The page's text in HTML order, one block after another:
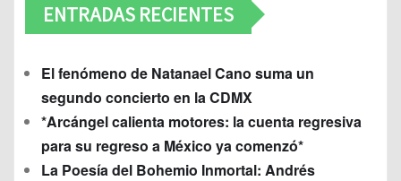
ENTRADAS RECIENTES
El fenómeno de Natanael Cano suma un
segundo concierto en la CDMX
*Arcángel calienta motores: la cuenta regresiva
para su regreso a México ya comenzó*
La Poesía del Bohemio Inmortal: Andrés